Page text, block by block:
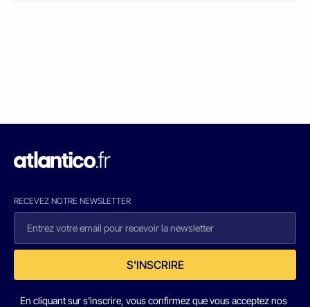
RECEVEZ NOTRE NEWSLETTER
S'INSCRIRE
En cliquant sur s'inscrire, vous confirmez que vous acceptez nos